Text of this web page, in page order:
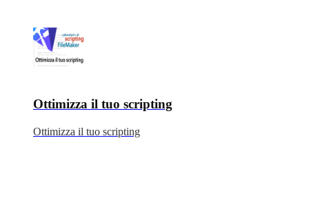
Ottimizza il tuo scripting
Ottimizza il tuo scripting